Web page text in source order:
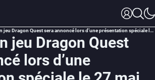
Le prochain jeu Dragon Quest sera annoncé lors d’une présentation spéciale le 27 mai
jeu Dragon Quest
lors d’une